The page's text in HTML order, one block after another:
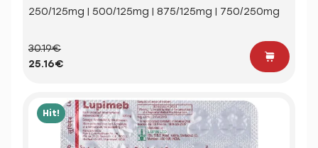
250/125mg | 500/125mg | 875/125mg | 750/250mg
30.19€
25.16€
Hit!